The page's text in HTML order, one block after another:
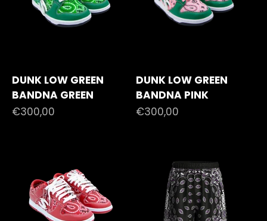
DUNK LOW GREEN
BANDNA GREEN
Prezzo scontato
€300,00
DUNK LOW GREEN
BANDNA PINK
Prezzo scontato
€300,00